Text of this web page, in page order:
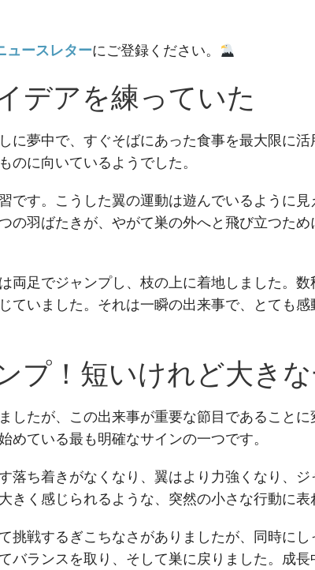
ュースレターにご登録ください。
デアを練っていた
夢中で、すぐそばにあった食事を最大限に活
に向いているようでした。
です。こうした翼の運動は遊んでいるように
の羽ばたきが、やがて巣の外へと飛び立つため
両足でジャンプし、枝の上に着地しました。数
いました。それは一瞬の出来事で、とても感
プ！短いけれど大き
たが、この出来事が重要な節目であることに
ている最も明確なサインの一つです。
ち着きがなくなり、翼はより力強くなり、ジ
く感じられるような、突然の小さな行動に表
挑戦するぎこちなさがありましたが、同時にし
バランスを取り、そして巣に戻りました。成